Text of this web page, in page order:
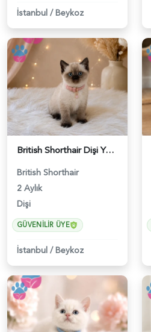
İstanbul /Beykoz
British Shorthair Dişi Yavrumuz 2 Aylık - 4647
British Shorthair
2 Aylık
Dişi
GÜVENILIR ÜYE
İstanbul /Beykoz